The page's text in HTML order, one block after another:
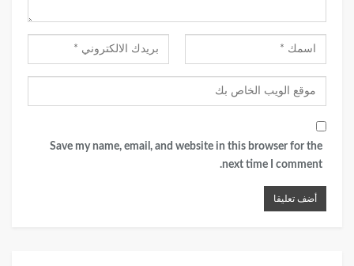
Save my name, email, and website in this browser for the
next time I comment.